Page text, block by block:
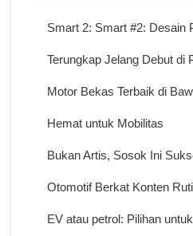
Smart 2: Smart #2: Desain
Terungkap Jelang Debut di
Motor Bekas Terbaik di
Hemat untuk Mobilitas
Bukan Artis, Sosok Ini
Otomotif Berkat Konten
EV atau petrol: Pilihan